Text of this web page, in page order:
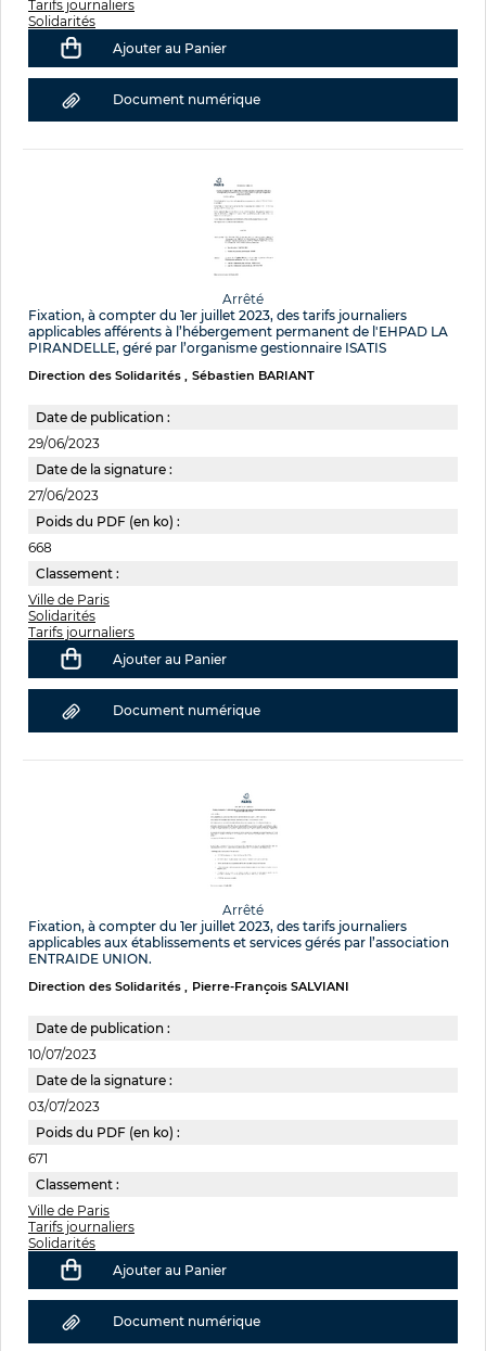
Tarifs journaliers
Solidarités
Ajouter au Panier
Document numérique
Arrêté
Fixation, à compter du 1er juillet 2023, des tarifs journaliers
applicables afférents à l’hébergement permanent de l'EHPAD LA
PIRANDELLE, géré par l’organisme gestionnaire ISATIS
Direction des Solidarités Sébastien BARIANT
Date de publication :
29/06/2023
Date de la signature :
27/06/2023
Poids du PDF (en ko) :
668
Classement :
Ville de Paris
Solidarités
Tarifs journaliers
Ajouter au Panier
Document numérique
Arrêté
Fixation, à compter du 1er juillet 2023, des tarifs journaliers
applicables aux établissements et services gérés par l’association
ENTRAIDE UNION.
Direction des Solidarités Pierre-François SALVIANI
Date de publication :
10/07/2023
Date de la signature :
03/07/2023
Poids du PDF (en ko) :
671
Classement :
Ville de Paris
Tarifs journaliers
Solidarités
Ajouter au Panier
Document numérique